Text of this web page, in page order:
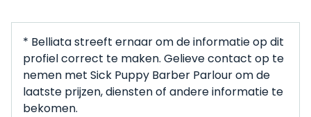
* Belliata streeft ernaar om de informatie op dit
profiel correct te maken. Gelieve contact op te
nemen met Sick Puppy Barber Parlour om de
laatste prijzen, diensten of andere informatie te
bekomen.